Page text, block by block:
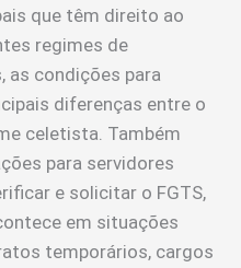
que têm direito ao
regimes de
as condições para
diferenças entre o
celetista. Também
para servidores
e solicitar o FGTS,
em situações
temporários, cargos